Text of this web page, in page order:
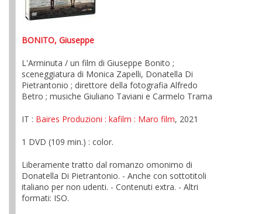
BONITO, Giuseppe
L'Arminuta / un film di Giuseppe Bonito ;
sceneggiatura di Monica Zapelli, Donatella Di
Pietrantonio ; direttore della fotografia Alfredo
Betro ; musiche Giuliano Taviani e Carmelo Trama
IT : Baires Produzioni : kafilm : Maro film, 2021
1 DVD (109 min.) : color.
Liberamente tratto dal romanzo omonimo di
Donatella Di Pietrantonio. - Anche con sottotitoli
italiano per non udenti. - Contenuti extra. - Altri
formati: ISO.